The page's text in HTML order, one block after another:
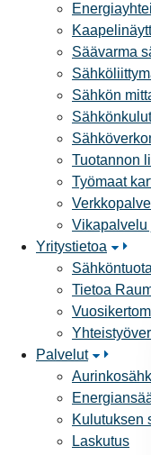
Säävarma
Sähkön
Tuotannon
Työmaat
Vikapalvelu
Yritystietoa
Tietoa
Palvelut
Kulutuksen
Laskutus